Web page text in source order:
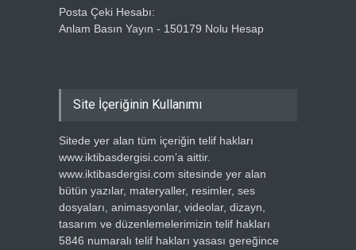
Posta Çeki Hesabı:
Anlam Basın Yayın - 150179 Nolu Hesap
Site İçeriğinin Kullanımı
Sitede yer alan tüm içeriğin telif hakları
www.iktibasdergisi.com’a aittir.
www.iktibasdergisi.com sitesinde yer alan
bütün yazılar, materyaller, resimler, ses
dosyaları, animasyonlar, videolar, dizayn,
tasarım ve düzenlemelerimizin telif hakları
5846 numaralı telif hakları yasası gereğince